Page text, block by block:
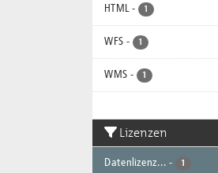
HTML - 1
WFS - 1
WMS - 1
Lizenzen
Datenlizenz... - 1